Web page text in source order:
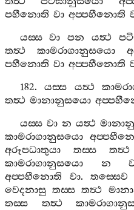
පහීනොති වා අප‍්පහීනොති
යස‍්ස
වා පන යත්‍ථ
තත්‍ථ
කාමරාගානුසයො
පහීනොති වා අප‍්පහීනොති
182.යස‍්ස යත්‍ථ
තත්‍ථ මානානුසයො
යස‍්ස වා න යත්‍ථ
කාමරාගානුසයො
අරූපධාතුයා
තස‍්ස තත්‍ථ
කාමරාගානුසයො
න
අප‍්පහීනොති
වා.තස‍්සෙව
වෙදනාසු තස‍්ස තත්‍ථ
තස‍්ස
තත්‍ථ